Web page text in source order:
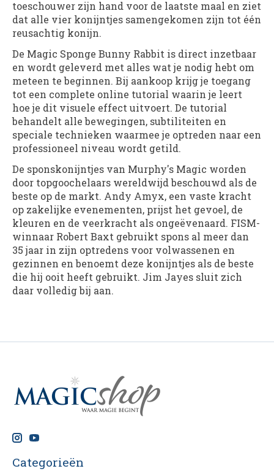
toeschouwer zijn hand voor de laatste maal en ziet
dat alle vier konijntjes samengekomen zijn tot één
reusachtig konijn.
De Magic Sponge Bunny Rabbit is direct inzetbaar
en wordt geleverd met alles wat je nodig hebt om
meteen te beginnen. Bij aankoop krijg je toegang
tot een complete online tutorial waarin je leert
hoe je dit visuele effect uitvoert. De tutorial
behandelt alle bewegingen, subtiliteiten en
speciale technieken waarmee je optreden naar een
professioneel niveau wordt getild.
De sponskonijntjes van Murphy's Magic worden
door topgoochelaars wereldwijd beschouwd als de
beste op de markt. Andy Amyx, een vaste kracht
op zakelijke evenementen, prijst het gevoel, de
kleuren en de veerkracht als ongeëvenaard. FISM-
winnaar Robert Baxt gebruikt spons al meer dan
35 jaar in zijn optredens voor volwassenen en
gezinnen en benoemt deze konijntjes als de beste
die hij ooit heeft gebruikt. Jim Jayes sluit zich
daar volledig bij aan.
Categorieën